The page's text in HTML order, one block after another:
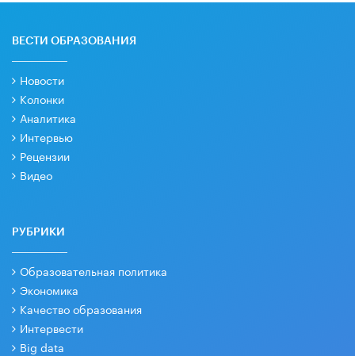
ВЕСТИ ОБРАЗОВАНИЯ
Новости
Колонки
Аналитика
Интервью
Рецензии
Видео
РУБРИКИ
Образовательная политика
Экономика
Качество образования
Интервести
Big data